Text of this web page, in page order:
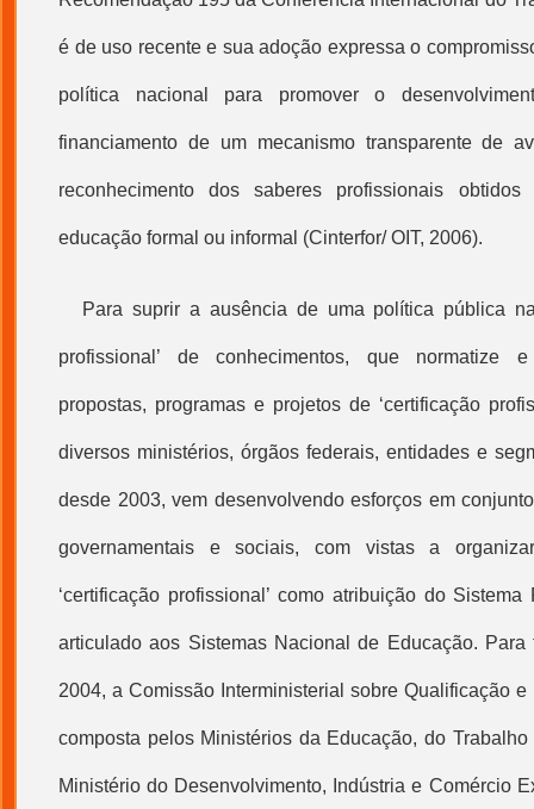
é de uso recente e sua adoção expressa o
política nacional para promover o
financiamento de um mecanismo transparente de
reconhecimento dos saberes profissionais
educação formal ou informal (Cinterfor/ OIT, 2006).
Para suprir a ausência de uma política pública
profissional ’ de conhecimentos, que normatize e
propostas, programas e projetos de ‘certificação
diversos ministérios, órgãos federais, entidades e
desde 2003, vem desenvolvendo esforços em
governamentais e sociais, com vistas a
‘certificação profissional ’ como atribuição do
articulado aos Sistemas Nacional de Educação. Para
2004, a Comissão Interministerial sobre Qualificação e
composta pelos Ministérios da Educação, do
Ministério do Desenvolvimento, Indústria e Comércio